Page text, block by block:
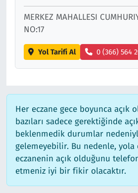
MERKEZ MAHALLESI
NO:17
Yol Tarifi Al 0 (366) 564
Her eczane gece boyunca açık
bazıları sadece gerektiğinde
beklenmedik durumlar
gelemeyebilir. Bu nedenle, yola
eczanenin açık olduğunu
etmeniz iyi bir fikir olacaktır.